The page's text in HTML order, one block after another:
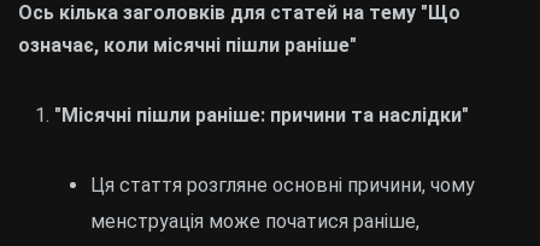
Ось кілька заголовків для статей на тему "Що
означає, коли місячні пішли раніше"
"Місячні пішли раніше: причини та наслідки"
Ця стаття розгляне основні причини, чому
менструація може початися раніше,